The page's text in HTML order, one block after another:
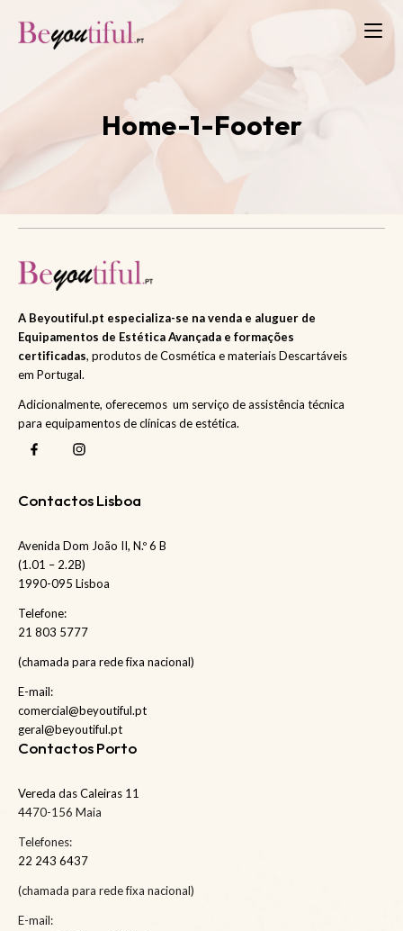
Home-1-Footer
A Beyoutiful.pt especializa-se navenda e aluguer de
Equipamentos de Estética Avançada e formações
certificadas, produtos de Cosmética e materiais Descartáveis
em Portugal.
Adicionalmente, oferecemos um serviço de assistência técnica
para equipamentos de clínicas de estética.
Contactos Lisboa
Avenida Dom João II, N.º 6 B
(1.01 – 2.2B)
1990-095 Lisboa
Telefone:
21 803 5777
(chamada para rede fixa nacional)
E-mail:
comercial@beyoutiful.pt
geral@beyoutiful.pt
Contactos Porto
Vereda das Caleiras 11
4470-156 Maia
Telefones:
22 243 6437
(chamada para rede fixa nacional)
E-mail: